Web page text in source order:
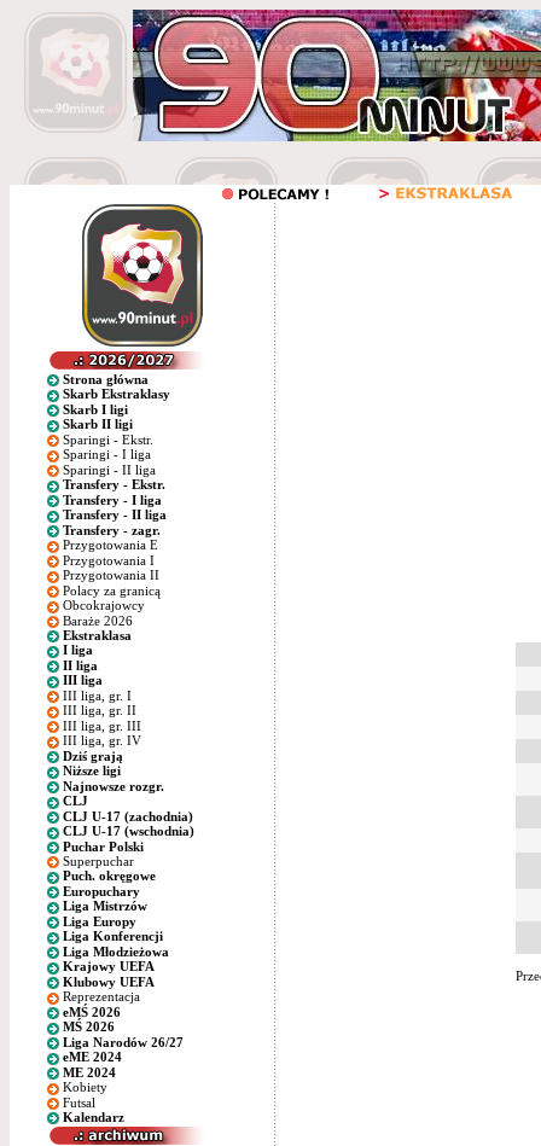
Strona główna
Skarb Ekstraklasy
Skarb I ligi
Skarb II ligi
Sparingi - Ekstr.
Sparingi - I liga
Sparingi - II liga
Transfery - Ekstr.
Transfery - I liga
Transfery - II liga
Transfery - zagr.
Przygotowania E
Przygotowania I
Przygotowania II
Polacy za granicą
Obcokrajowcy
Baraże 2026
Ekstraklasa
I liga
II liga
III liga
III liga, gr. I
III liga, gr. II
III liga, gr. III
III liga, gr. IV
Dziś grają
Niższe ligi
Najnowsze rozgr.
CLJ
CLJ U-17 (zachodnia)
CLJ U-17 (wschodnia)
Puchar Polski
Superpuchar
Puch. okręgowe
Europuchary
Liga Mistrzów
Liga Europy
Liga Konferencji
Liga Młodzieżowa
Krajowy UEFA
Klubowy UEFA
Reprezentacja
eMŚ 2026
MŚ 2026
Liga Narodów 26/27
eME 2024
ME 2024
Kobiety
Futsal
Kalendarz